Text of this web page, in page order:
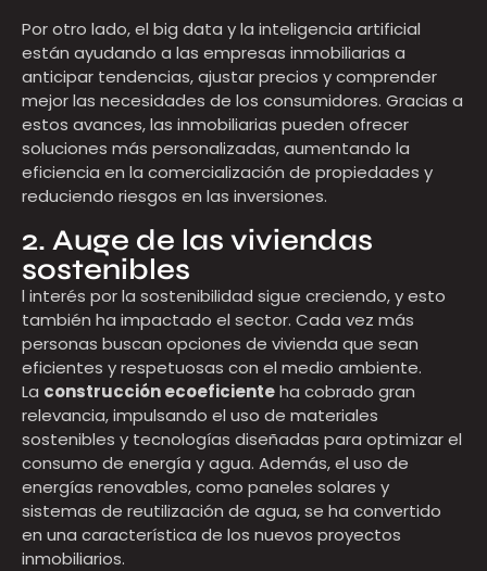
Por otro lado, el big data y la inteligencia artificial
están ayudando a las empresas inmobiliarias a
anticipar tendencias, ajustar precios y comprender
mejor las necesidades de los consumidores. Gracias a
estos avances, las inmobiliarias pueden ofrecer
soluciones más personalizadas, aumentando la
eficiencia en la comercialización de propiedades y
reduciendo riesgos en las inversiones.
2. Auge de las viviendas
sostenibles
l interés por la sostenibilidad sigue creciendo, y esto
también ha impactado el sector. Cada vez más
personas buscan opciones de vivienda que sean
eficientes y respetuosas con el medio ambiente.
La construcción ecoeficienteha cobrado gran
relevancia, impulsando el uso de materiales
sostenibles y tecnologías diseñadas para optimizar el
consumo de energía y agua. Además, el uso de
energías renovables, como paneles solares y
sistemas de reutilización de agua, se ha convertido
en una característica de los nuevos proyectos
inmobiliarios.